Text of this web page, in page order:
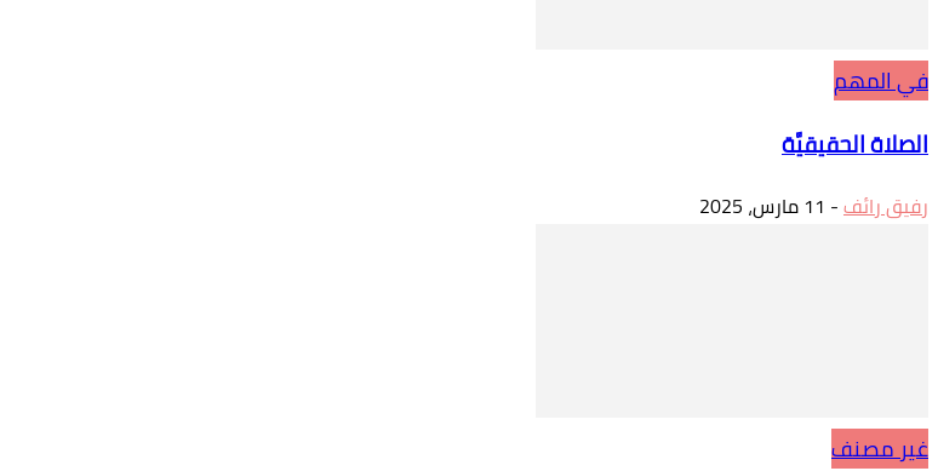
في المهم
الصلاة الحقيقيَّة
رفيق رائف- 11 مارس، 2025
غير مصنف